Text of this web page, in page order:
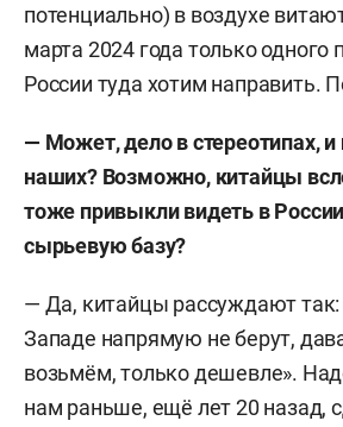
потенциально) в воздухе
марта 2024 года только одного
России туда хотим направить.
— Может, дело в стереотипах, и
наших? Возможно, китайцы
тоже привыкли видеть в
сырьевую базу?
— Да, китайцы рассуждают так:
Западе напрямую не берут,
возьмём, только дешевле».
нам раньше, ещё лет 20 назад,